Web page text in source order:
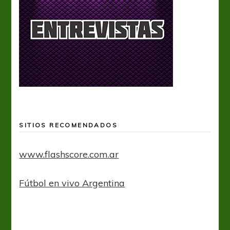
SITIOS RECOMENDADOS
www.flashscore.com.ar
Fútbol en vivo Argentina